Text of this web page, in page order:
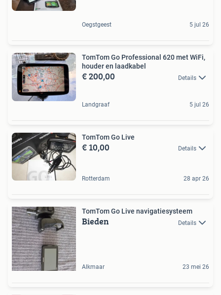
Oegstgeest 5 jul 26
TomTom Go Professional 620 met WiFi,
houder en laadkabel
€ 200,00 Details
Landgraaf 5 jul 26
TomTom Go Live
€ 10,00 Details
Rotterdam 28 apr 26
TomTom Go Live navigatiesysteem
Bieden Details
Alkmaar 23 mei 26